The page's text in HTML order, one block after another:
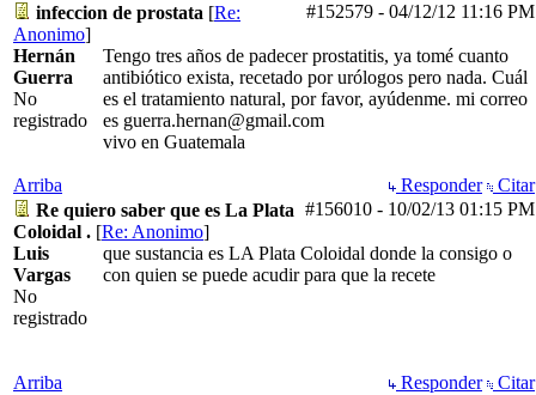
#152579 - 04/12/12 11:16 PM
infeccion de prostata [Re:
Anonimo]
Hernán
Guerra
No
registrado
Tengo tres años de padecer prostatitis, ya tomé cuanto
antibiótico exista, recetado por urólogos pero nada. Cuál
es el tratamiento natural, por favor, ayúdenme. mi correo
es guerra.hernan@gmail.com
vivo en Guatemala
Arriba Responder
Citar
#156010 - 10/02/13 01:15 PM
Re quiero saber que es La Plata
Coloidal . [Re: Anonimo]
Luis
Vargas
No
registrado
que sustancia es LA Plata Coloidal donde la consigo o
con quien se puede acudir para que la recete
Arriba Responder
Citar